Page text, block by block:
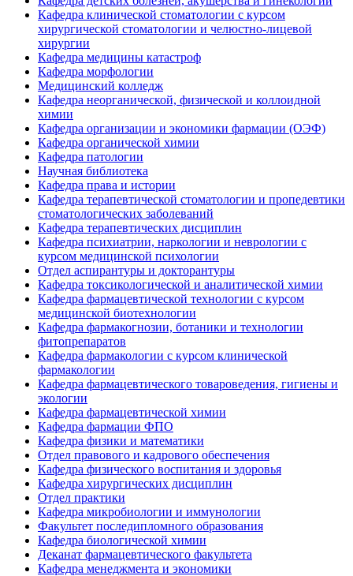
Кафедра клинической стоматологии с курсом
хирургической стоматологии и челюстно-лицевой
хирургии
Кафедра медицины катастроф
Кафедра морфологии
Медицинский колледж
Кафедра неорганической, физической и коллоидной
химии
Кафедра организации и экономики фармации (ОЭФ)
Кафедра органической химии
Кафедра патологии
Научная библиотека
Кафедра права и истории
Кафедра терапевтической стоматологии и пропедевтики
стоматологических заболеваний
Кафедра терапевтических дисциплин
Кафедра психиатрии, наркологии и неврологии с
курсом медицинской психологии
Отдел аспирантуры и докторантуры
Кафедра токсикологической и аналитической химии
Кафедра фармацевтической технологии с курсом
медицинской биотехнологии
Кафедра фармакогнозии, ботаники и технологии
фитопрепаратов
Кафедра фармакологии с курсом клинической
фармакологии
Кафедра фармацевтического товароведения, гигиены и
экологии
Кафедра фармацевтической химии
Кафедра фармации ФПО
Кафедра физики и математики
Отдел правового и кадрового обеспечения
Кафедра физического воспитания и здоровья
Кафедра хирургических дисциплин
Отдел практики
Кафедра микробиологии и иммунологии
Факультет последипломного образования
Кафедра биологической химии
Деканат фармацевтического факультета
Кафедра менеджмента и экономики